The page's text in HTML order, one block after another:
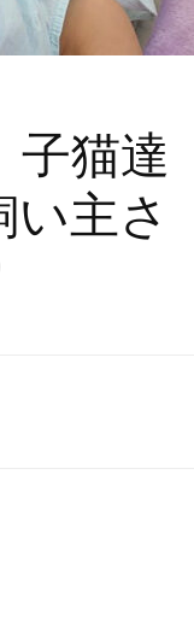
子猫達
主さ